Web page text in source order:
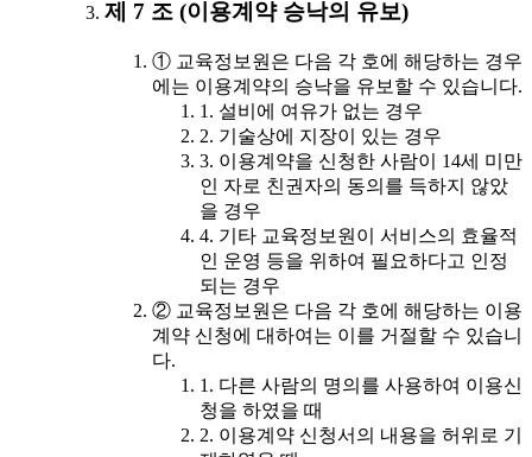
제 7 조 (이용계약 승낙의 유보)
① 교육정보원은 다음 각 호에 해당하는 경우
에는 이용계약의 승낙을 유보할 수 있습니다.
1. 설비에 여유가 없는 경우
2. 기술상에 지장이 있는 경우
3. 이용계약을 신청한 사람이 14세 미만
인 자로 친권자의 동의를 득하지 않았
을 경우
4. 기타 교육정보원이 서비스의 효율적
인 운영 등을 위하여 필요하다고 인정
되는 경우
② 교육정보원은 다음 각 호에 해당하는 이용
계약 신청에 대하여는 이를 거절할 수 있습니
다.
1. 다른 사람의 명의를 사용하여 이용신
청을 하였을 때
2. 이용계약 신청서의 내용을 허위로 기